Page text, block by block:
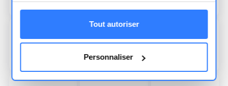
Tout autoriser
Personnaliser